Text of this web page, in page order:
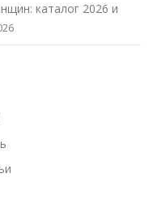
каталог 2026 и